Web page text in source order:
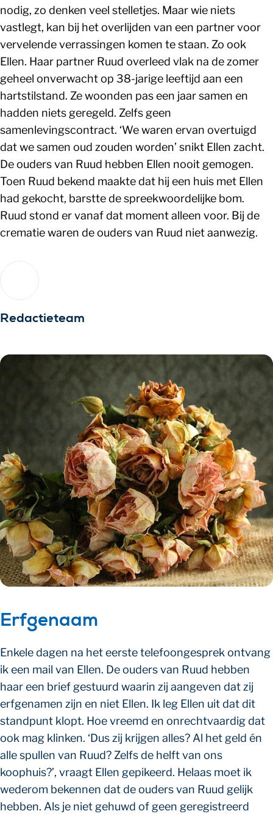
nodig, zo denken veel stelletjes. Maar wie niets
vastlegt, kan bij het overlijden van een partner voor
vervelende verrassingen komen te staan. Zo ook
Ellen. Haar partner Ruud overleed vlak na de zomer
geheel onverwacht op 38-jarige leeftijd aan een
hartstilstand. Ze woonden pas een jaar samen en
hadden niets geregeld. Zelfs geen
samenlevingscontract. ‘We waren ervan overtuigd
dat we samen oud zouden worden’ snikt Ellen zacht.
De ouders van Ruud hebben Ellen nooit gemogen.
Toen Ruud bekend maakte dat hij een huis met Ellen
had gekocht, barstte de spreekwoordelijke bom.
Ruud stond er vanaf dat moment alleen voor. Bij de
crematie waren de ouders van Ruud niet aanwezig.
Redactieteam
Erfgenaam
Enkele dagen na het eerste telefoongesprek ontvang
ik een mail van Ellen. De ouders van Ruud hebben
haar een brief gestuurd waarin zij aangeven dat zij
erfgenamen zijn en niet Ellen. Ik leg Ellen uit dat dit
standpunt klopt. Hoe vreemd en onrechtvaardig dat
ook mag klinken. ‘Dus zij krijgen alles? Al het geld én
alle spullen van Ruud? Zelfs de helft van ons
koophuis?’, vraagt Ellen gepikeerd. Helaas moet ik
wederom bekennen dat de ouders van Ruud gelijk
hebben. Als je niet gehuwd of geen geregistreerd